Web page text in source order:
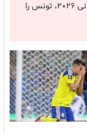
تیم ملی سوئد در نخستین دیدار خود در جام جهانی ۲۰۲۶، تونس را